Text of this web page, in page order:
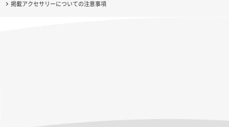
掲載アクセサリーについての注意事項